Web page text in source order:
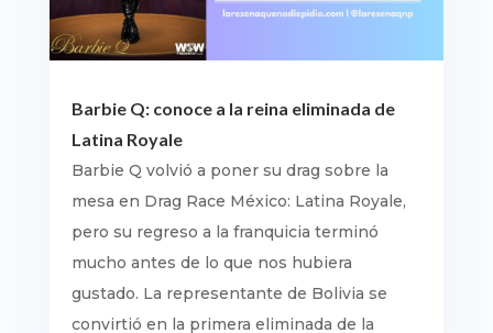
Barbie Q: conoce a la reina eliminada de
Latina Royale
Barbie Q volvió a poner su drag sobre la
mesa en Drag Race México: Latina Royale,
pero su regreso a la franquicia terminó
mucho antes de lo que nos hubiera
gustado. La representante de Bolivia se
convirtió en la primera eliminada de la